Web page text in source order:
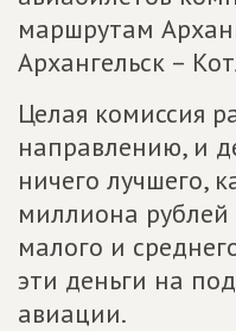
маршрутам
Архангельск –
Целая комиссия
направлению, и
ничего лучшего,
миллиона рублей
малого и
эти деньги на
авиации.